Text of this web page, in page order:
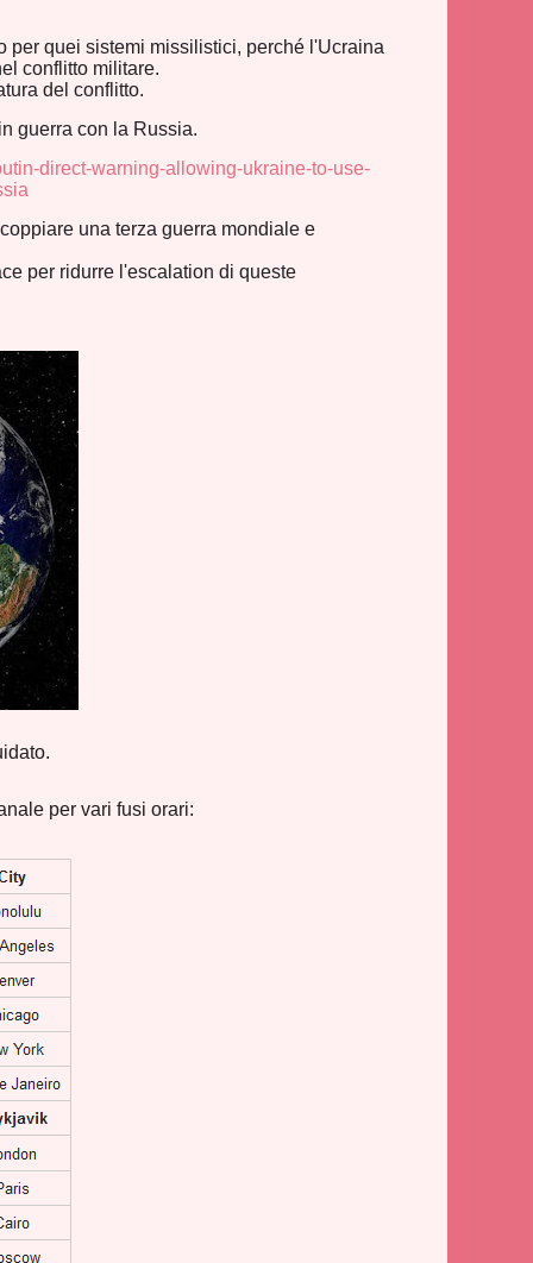
per quei sistemi missilistici, perché l'Ucraina
conflitto militare.
del conflitto.
guerra con la Russia.
direct-warning-allowing-ukraine-to-use-
una terza guerra mondiale e
per ridurre l'escalation di queste
per vari fusi orari: